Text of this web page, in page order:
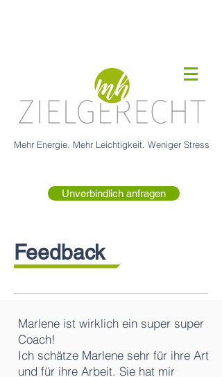
Mehr Energie. Mehr Leichtigkeit. Weniger Stress
Unverbindlich anfragen
Feedback
Marlene ist wirklich ein super super
Coach!
Ich schätze Marlene sehr für ihre Art
und für ihre Arbeit. Sie hat mir